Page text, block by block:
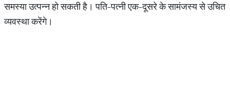
समस्या उत्पन्न हो सकती है। पति-पत्नी एक-दूसरे के सामंजस्य से उचित
व्यवस्था करेंगे।